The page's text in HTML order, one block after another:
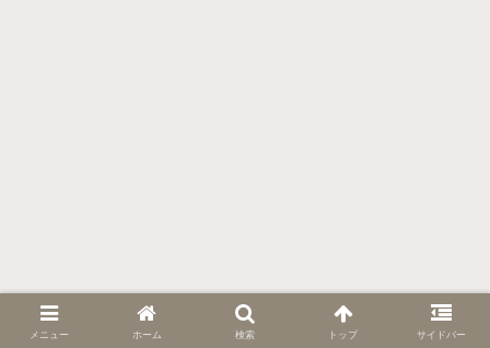
メニュー ホーム 検索 トップ サイドバー